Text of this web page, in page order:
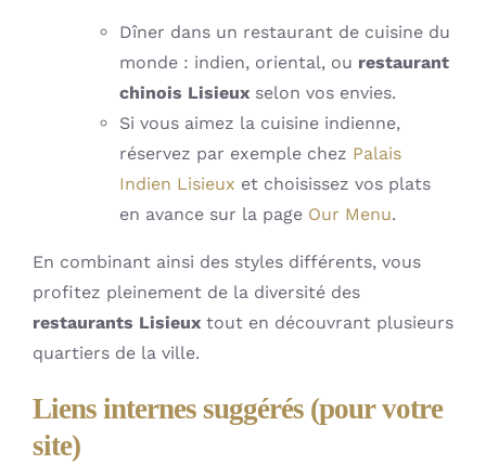
Dîner dans un restaurant de cuisine du
monde : indien, oriental, ou restaurant
chinois Lisieuxselon vos envies.
Si vous aimez la cuisine indienne,
réservez par exemple chez Palais
Indien Lisieux et choisissez vos plats
en avance sur la page Our Menu.
En combinant ainsi des styles différents, vous
profitez pleinement de la diversité des
restaurants Lisieuxtout en découvrant plusieurs
quartiers de la ville.
Liens internes suggérés (pour votre
site)